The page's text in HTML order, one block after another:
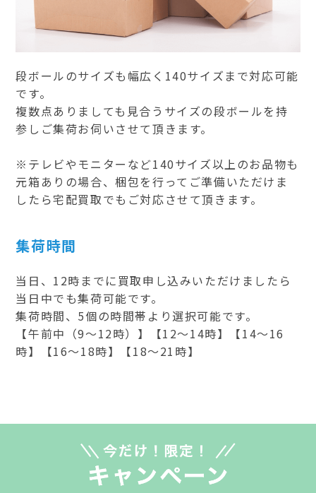
段ボールのサイズも幅広く140サイズまで対応可能
です。
複数点ありましても見合うサイズの段ボールを持
参しご集荷お伺いさせて頂きます。
※テレビやモニターなど140サイズ以上のお品物も
元箱ありの場合、梱包を行ってご準備いただけま
したら宅配買取でもご対応させて頂きます。
集荷時間
当日、12時までに買取申し込みいただけましたら
当日中でも集荷可能です。
集荷時間、5個の時間帯より選択可能です。
【午前中（9～12時）】【12～14時】【14～16
時】【16～18時】【18～21時】